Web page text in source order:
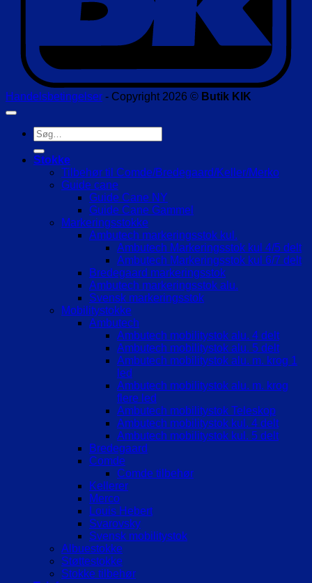
Handelsbetingelser - Copyright 2026 © Butik KIK
Søg
efter:
Stokke
Tilbehør til Comde/Bredegaard/Keller/Merko
Guide cane
Guide Cane NY
Guide Cane Gammel
Markeringsstokke
Ambutech markeringsstok kul.
Ambutech Markeringsstok kul 4/5 delt
Ambutech Markeringsstok kul 6/7 delt
Bredegaard markeringsstok
Ambutech markeringsstok alu.
Svensk markeringsstok
Mobilitystokke
Ambutech
Ambutech mobilitystok alu. 4 delt
Ambutech mobilitystok alu. 5 delt
Ambutech mobilitystok alu. m. krog 1
led
Ambutech mobilitystok alu. m. krog
flere led
Ambutech mobilitystok Teleskop
Ambutech mobilitystok kul. 4 delt
Ambutech mobilitystok kul. 5 delt
Bredegaard
Comde
Comde tilbehør
Kellerer
Merco
Louis Hebert
Svarovsky
Svensk mobilitystok
Albuestokke
Støttestokke
Stokke tilbehør